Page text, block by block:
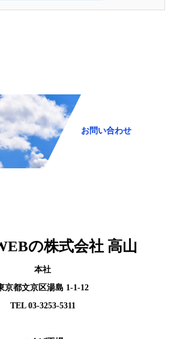
お問い合わせ
の株式会社 高山
本社
京都文京区湯島 1-1-12
TEL 03-3253-5311